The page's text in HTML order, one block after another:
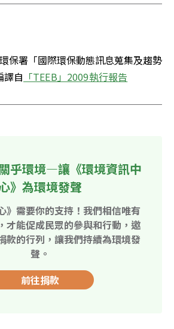
保署「國際環保動態訊息蒐集及趨勢
譯自 「TEEB」2009執行報告
乎環境—讓《環境資訊中
》為環境發聲
》需要你的支持！我們相信唯有
才能促成民眾的參與和行動，邀
款的行列，讓我們持續為環境發
聲。
前往捐款